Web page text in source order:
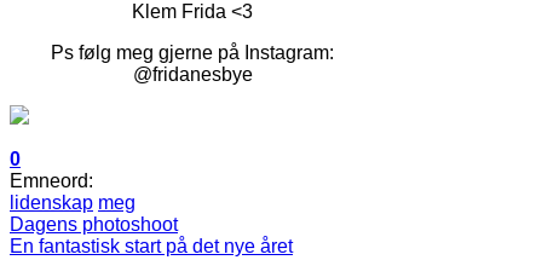
Klem Frida <3
Ps følg meg gjerne på Instagram:
@fridanesbye
0
Emneord:
lidenskap meg
Dagens photoshoot
En fantastisk start på det nye året